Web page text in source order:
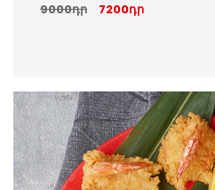
9000դր
7200դր